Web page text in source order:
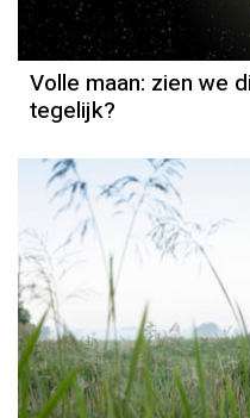
Volle maan: zien we
tegelijk?
Het weer
Grieta